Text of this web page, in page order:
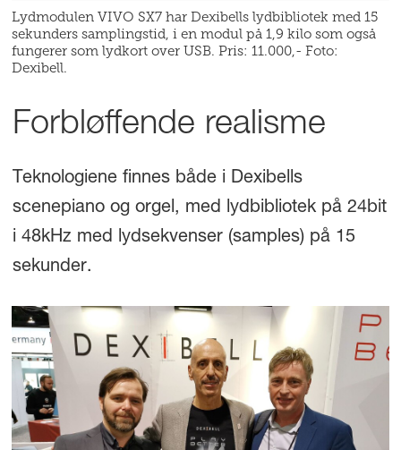
Lydmodulen VIVO SX7 har Dexibells lydbibliotek med 15
sekunders samplingstid, i en modul på 1,9 kilo som også
fungerer som lydkort over USB. Pris: 11.000,- Foto:
Dexibell.
Forbløffende realisme
Teknologiene finnes både i Dexibells
scenepiano og orgel, med lydbibliotek på 24bit
i 48kHz med lydsekvenser (samples) på 15
sekunder.